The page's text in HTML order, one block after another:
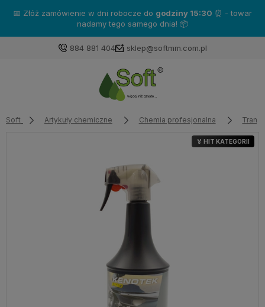
📅 Złóż zamówienie w dni robocze do godziny 15:30 ⏰ - towar
nadamy tego samego dnia! 📦
884 881 404 sklep@softmm.com.pl
Soft Artykuły chemiczne Chemia profesjonalna
🏅 HIT KATEGORII